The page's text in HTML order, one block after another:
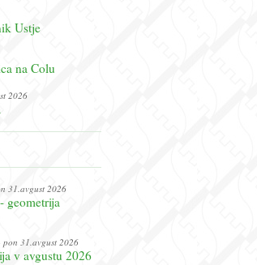
Ustje
na Colu
2026
31.avgust 2026
geometrija
pon 31.avgust 2026
v avgustu 2026